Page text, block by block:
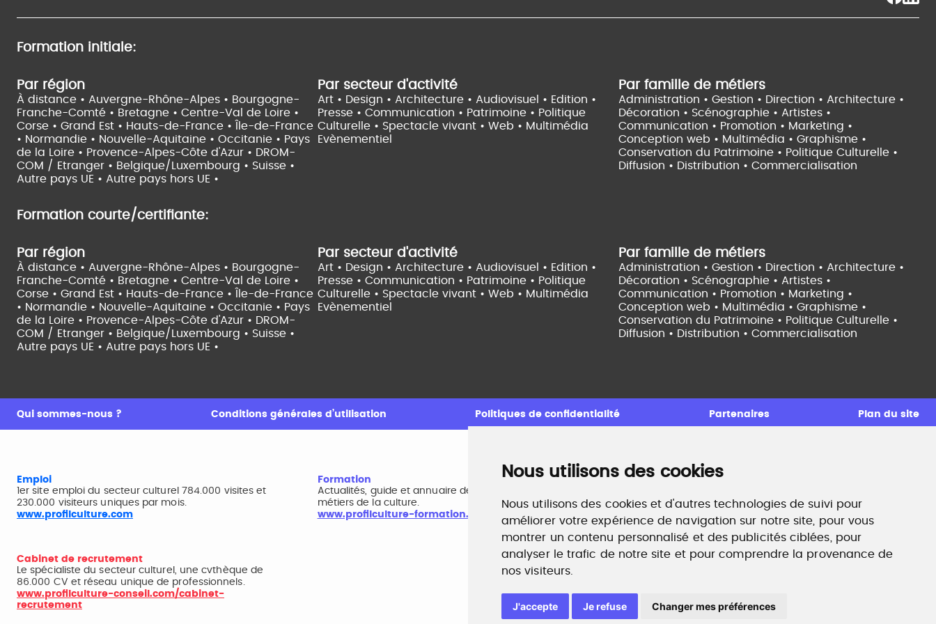
Nous utilisons des cookies
Nous utilisons des cookies et d'autres technologies de suivi pour
améliorer votre expérience de navigation sur notre site, pour vous
montrer un contenu personnalisé et des publicités ciblées, pour
analyser le trafic de notre site et pour comprendre la provenance de
nos visiteurs.
J'accepte Je refuse Changer mes préférences
Formation initiale:
Par région
À distance • Auvergne-Rhône-Alpes • Bourgogne-
Franche-Comté • Bretagne • Centre-Val de Loire •
Corse • Grand Est • Hauts-de-France •
Île-de-France
• Normandie • Nouvelle-Aquitaine • Occitanie • Pays
de la Loire • Provence-Alpes-Côte d'Azur • DROM-
COM / Etranger • Belgique/Luxembourg • Suisse •
Autre pays UE • Autre pays hors UE •
Par secteur d'activité
Art • Design • Architecture • Audiovisuel • Edition •
Presse • Communication • Patrimoine • Politique
Culturelle • Spectacle vivant • Web • Multimédia
Evènementiel
Par famille de métiers
Administration • Gestion • Direction • Architecture •
Décoration • Scénographie • Artistes •
Communication • Promotion • Marketing •
Conception web • Multimédia • Graphisme •
Conservation du Patrimoine • Politique Culturelle •
Diffusion • Distribution • Commercialisation
Formation courte/certifiante:
Par région
À distance • Auvergne-Rhône-Alpes • Bourgogne-
Franche-Comté • Bretagne • Centre-Val de Loire •
Corse • Grand Est • Hauts-de-France •
Île-de-France
• Normandie • Nouvelle-Aquitaine • Occitanie • Pays
de la Loire • Provence-Alpes-Côte d'Azur • DROM-
COM / Etranger • Belgique/Luxembourg • Suisse •
Autre pays UE • Autre pays hors UE •
Par secteur d'activité
Art • Design • Architecture • Audiovisuel • Edition •
Presse • Communication • Patrimoine • Politique
Culturelle • Spectacle vivant • Web • Multimédia
Evènementiel
Par famille de métiers
Administration • Gestion • Direction • Architecture •
Décoration • Scénographie • Artistes •
Communication • Promotion • Marketing •
Conception web • Multimédia • Graphisme •
Conservation du Patrimoine • Politique Culturelle •
Diffusion • Distribution • Commercialisation
Qui sommes-nous ? Conditions générales d’utilisation Politiques de confidentialité Partenaires Plan du site
Emploi
1er site emploi du secteur culturel 784.000 visites et
230.000 visiteurs uniques par mois.
www.profilculture.com
Formation
Actualités, guide et annuaire des formations aux
métiers de la culture.
www.profilculture-formation.com
Accompagnement professionnel
recherche d'emploi, entretien conseil.
www.profilculture-competences.com
Cabinet de recrutement
Le spécialiste du secteur culturel, une cvthèque de
86.000 CV et réseau unique de professionnels.
www.profilculture-conseil.com/cabinet-
recrutement